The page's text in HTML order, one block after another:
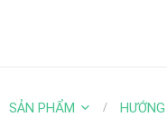
SẢN PHẨM